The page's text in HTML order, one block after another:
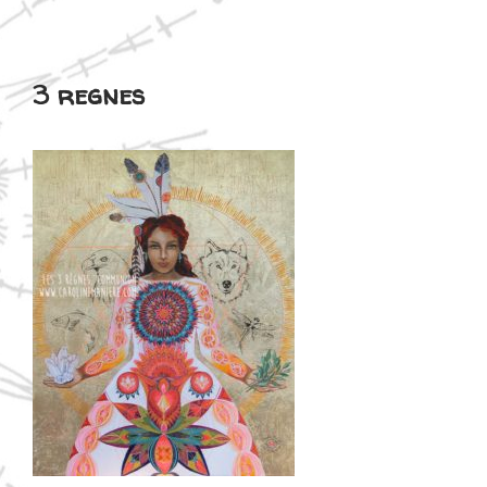
3 regnes